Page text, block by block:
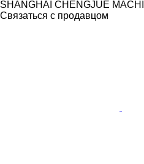
SHANGHAI CHENGJUE
Связаться с продавцом